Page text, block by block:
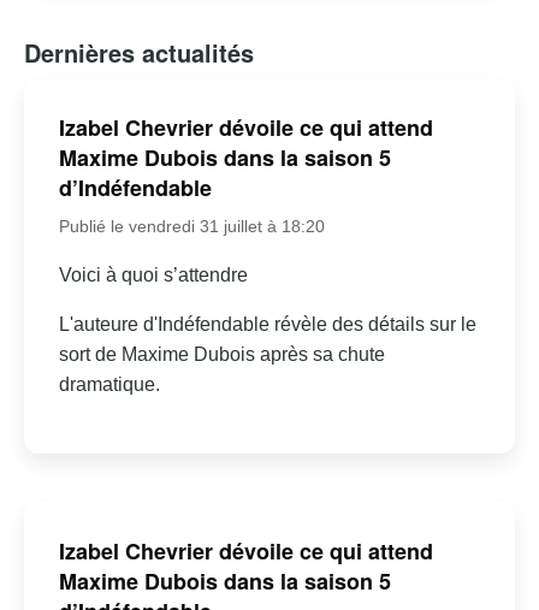
Dernières actualités
Izabel Chevrier dévoile ce qui attend
Maxime Dubois dans la saison 5
d’Indéfendable
Publié le vendredi 31 juillet à 18:20
Voici à quoi s’attendre
L'auteure d'Indéfendable révèle des détails sur le
sort de Maxime Dubois après sa chute
dramatique.
Izabel Chevrier dévoile ce qui attend
Maxime Dubois dans la saison 5